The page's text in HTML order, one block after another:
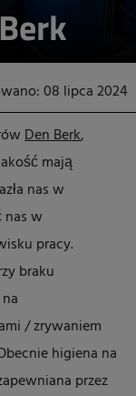
08 lipca 2024
Den Berk,
mają
nas w
nas w
pracy.
braku
/ zrywaniem
higiena na
przez